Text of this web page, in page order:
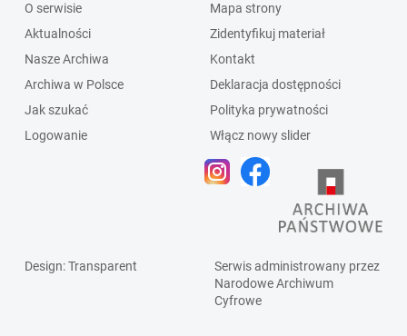
O serwisie
Aktualności
Nasze Archiwa
Archiwa w Polsce
Jak szukać
Logowanie
Mapa strony
Zidentyfikuj materiał
Kontakt
Deklaracja dostępności
Polityka prywatności
Włącz nowy slider
Design: Transparent
Serwis administrowany przez
Narodowe Archiwum
Cyfrowe